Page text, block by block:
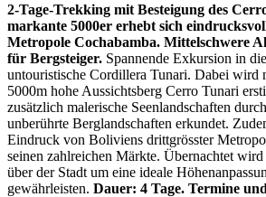
2-Tage-Trekking mit Besteigung des
markante 5000er erhebt sich
Metropole Cochabamba. Mittelschwere
für Bergsteiger. Spannende Exkursion in
untouristische Cordillera Tunari. Dabei wird
5000m hohe Aussichtsberg Cerro Tunari
zusätzlich malerische Seenlandschaften
unberührte Berglandschaften erkundet.
Eindruck von Boliviens drittgrösster
seinen zahlreichen Märkte. Übernachtet
über der Stadt um eine ideale
gewährleisten. Dauer: 4 Tage. Termine